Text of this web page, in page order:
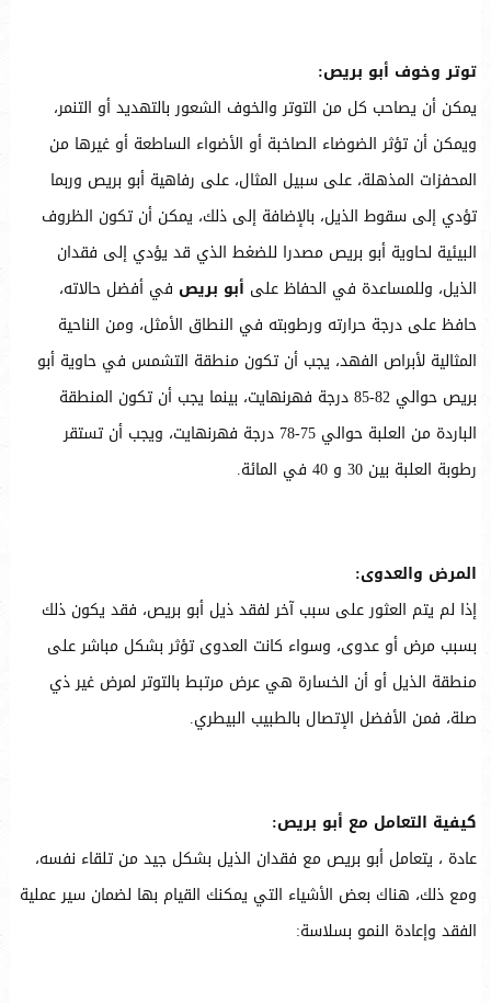
توتر وخوف أبو بريص:
يمكن أن يصاحب كل من التوتر والخوف الشعور بالتهديد أو التنمر،
ويمكن أن تؤثر الضوضاء الصاخبة أو الأضواء الساطعة أو غيرها من
المحفزات المذهلة، على سبيل المثال، على رفاهية أبو بريص وربما
تؤدي إلى سقوط الذيل، بالإضافة إلى ذلك، يمكن أن تكون الظروف
البيئية لحاوية أبو بريص مصدرا للضغط الذي قد يؤدي إلى فقدان
الذيل، وللمساعدة في الحفاظ على أبو بريص في أفضل حالاته،
حافظ على درجة حرارته ورطوبته في النطاق الأمثل، ومن الناحية
المثالية لأبراص الفهد، يجب أن تكون منطقة التشمس في حاوية أبو
بريص حوالي 82-85 درجة فهرنهايت، بينما يجب أن تكون المنطقة
الباردة من العلبة حوالي 75-78 درجة فهرنهايت، ويجب أن تستقر
رطوبة العلبة بين 30 و 40 في المائة.
المرض والعدوى:
إذا لم يتم العثور على سبب آخر لفقد ذيل أبو بريص، فقد يكون ذلك
بسبب مرض أو عدوى، وسواء كانت العدوى تؤثر بشكل مباشر على
منطقة الذيل أو أن الخسارة هي عرض مرتبط بالتوتر لمرض غير ذي
صلة، فمن الأفضل الإتصال بالطبيب البيطري.
كيفية التعامل مع أبو بريص:
عادة ، يتعامل أبو بريص مع فقدان الذيل بشكل جيد من تلقاء نفسه،
ومع ذلك، هناك بعض الأشياء التي يمكنك القيام بها لضمان سير عملية
الفقد وإعادة النمو بسلاسة: